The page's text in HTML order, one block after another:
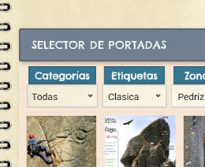
SELECTOR DE PORTADAS